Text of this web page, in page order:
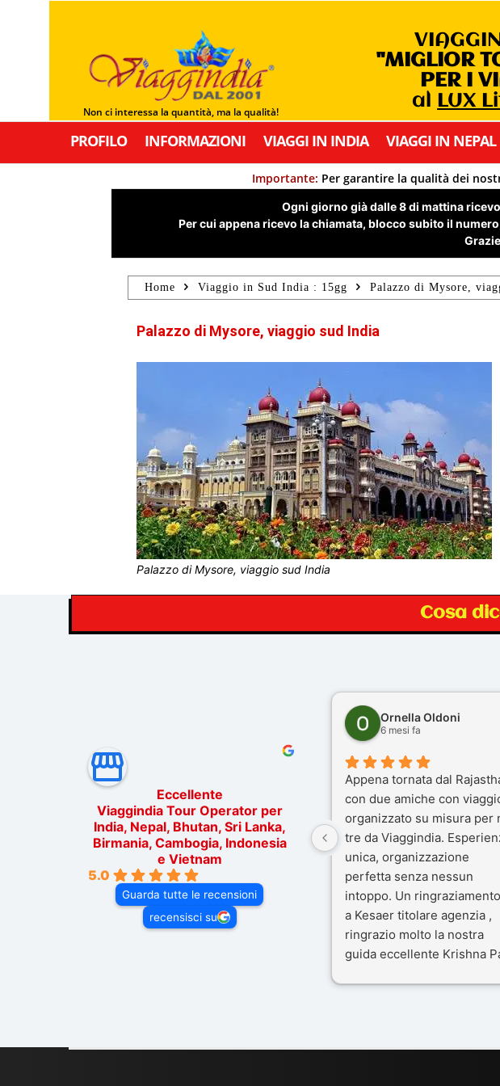
Non ci interessa la quantità, ma la qualità!
"MIGLIOR
PER I
al LUX
PROFILO INFORMAZIONI VIAGGI IN INDIA VIAGGI IN NEPAL
Importante: Per garantire la qualità dei
Ogni giorno già dalle 8 di mattina
Per cui appena ricevo la chiamata, blocco subito il
Home Viaggio in Sud India : 15gg Palazzo di Mysore,
Palazzo di Mysore, viaggio sud India
Palazzo di Mysore, viaggio sud India
Cosa
Eccellente
Viaggindia Tour Operator per
India, Nepal, Bhutan, Sri Lanka,
Birmania, Cambogia, Indonesia
e Vietnam
5.0
Guarda tutte le recensioni
recensisci su
Ornella Oldoni
6 mesi fa
Appena tornata dal
con due amiche con
organizzato su misura per
tre da Viaggindia.
unica, organizzazione
perfetta senza nessun
intoppo. Un
a Kesaer titolare agenzia ,
ringrazio molto la nostra
guida eccellente Krishna
consiglio questa agenzia